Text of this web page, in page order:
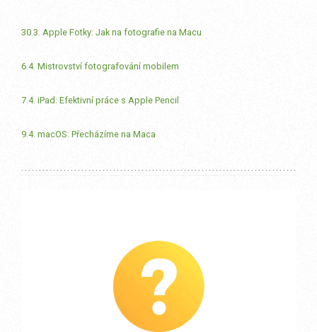
30.3. Apple Fotky: Jak na fotografie na Macu
6.4. Mistrovství fotografování mobilem
7.4. iPad: Efektivní práce s Apple Pencil
9.4. macOS: Přecházíme na Maca